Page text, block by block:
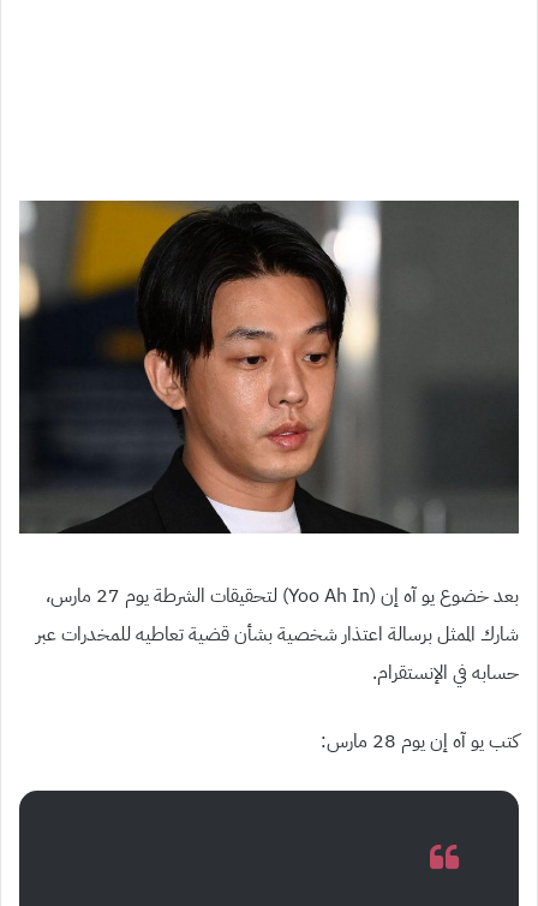
بعد خضوع يو آه إن (Yoo Ah In) لتحقيقات الشرطة يوم
مارس،
شارك الممثل برسالة اعتذار شخصية بشأن قضية تعاطيه للمخدرات عبر
حسابه في الإنستقرام.
كتب يو آه إن يوم 28 مارس: